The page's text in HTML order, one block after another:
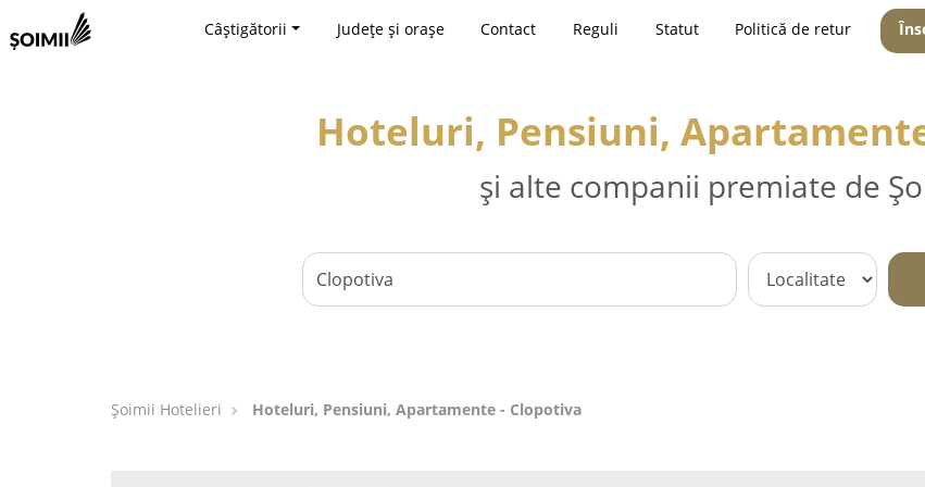
Câștigătorii Județe și orașe Contact Reguli Statut Politică de retur
Hoteluri, Pensiuni,
și alte companii premiate de
Șoimii Hotelieri Hoteluri, Pensiuni, Apartamente - Clopotiva